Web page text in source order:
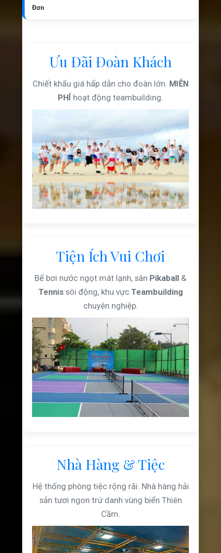
Đơn
Ưu Đãi Đoàn Khách
Chiết khấu giá hấp dẫn cho đoàn lớn. MIỄN
PHÍ hoạt động teambuilding.
Tiện Ích Vui Chơi
Bể bơi nước ngọt mát lạnh, sân Pikaball &
Tennissôi động, khu vực Teambuilding
chuyên nghiệp.
Nhà Hàng & Tiệc
Hệ thống phòng tiệc rộng rãi. Nhà hàng hải
sản tươi ngon trứ danh vùng biển Thiên
Cầm.